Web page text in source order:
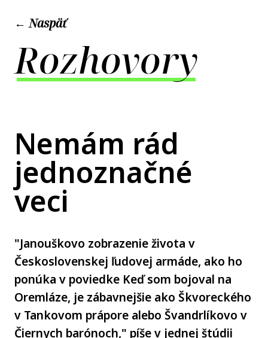
← Naspäť
Rozhovory
Nemám rád
jednoznačné
veci
"Janouškovo zobrazenie života v
Československej ľudovej armáde, ako ho
ponúka v poviedke Keď som bojoval na
Oremláze, je zábavnejšie ako Škvoreckého
v Tankovom prápore alebo Švandrlíkovo v
Čiernych barónoch," píše v jednej štúdii